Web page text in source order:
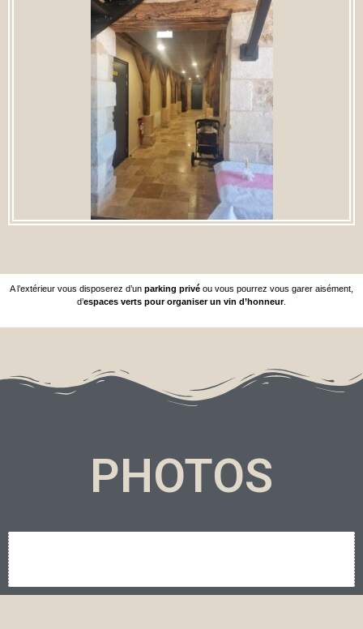
A l’extérieur vous disposerez d’un parking privé ou vous pourrez vous garer aisément,
d’espaces verts pour organiser un vin d’honneur.
PHOTOS